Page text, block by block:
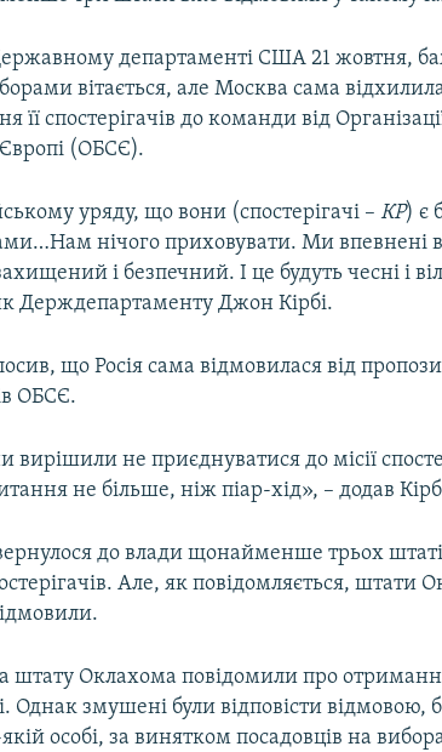
департаменті США 21 жовтня,
вітається, але Москва сама
спостерігачів до команди від
Європі (ОБСЄ).
уряду, що вони (спостерігачі – КР) є
нічого приховувати. Ми впевнені
і безпечний. І це будуть чесні і
Держдепартаменту Джон Кірбі.
що Росія сама відмовилася від
ОБСЄ.
вирішили не приєднуватися до місії
не більше, ніж піар-хід», – додав
до влади щонайменше трьох
Але, як повідомляється, штати
штату Оклахома повідомили про
Однак змушені були відповісти відмовою,
особі, за винятком посадовців на